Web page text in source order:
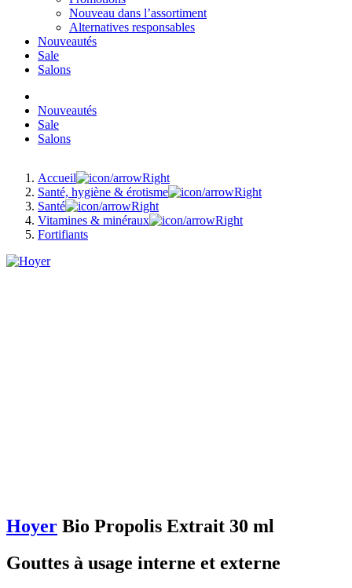
Nouveau dans l’assortiment
Alternatives responsables
Nouveautés
Sale
Salons
Nouveautés
Sale
Salons
Accueil
Santé, hygiène & érotisme
Santé
Vitamines & minéraux
Fortifiants
Hoyer Bio Propolis Extrait 30 ml
Gouttes à usage interne et externe